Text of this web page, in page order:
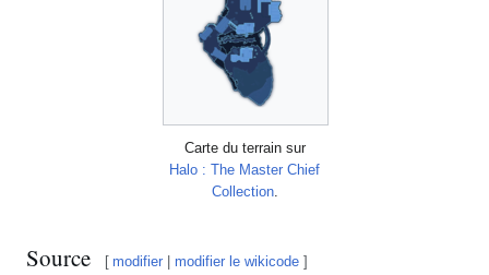
Carte du terrain sur
Halo : The Master Chief
Collection.
Source [ modifier |modifier le wikicode ]